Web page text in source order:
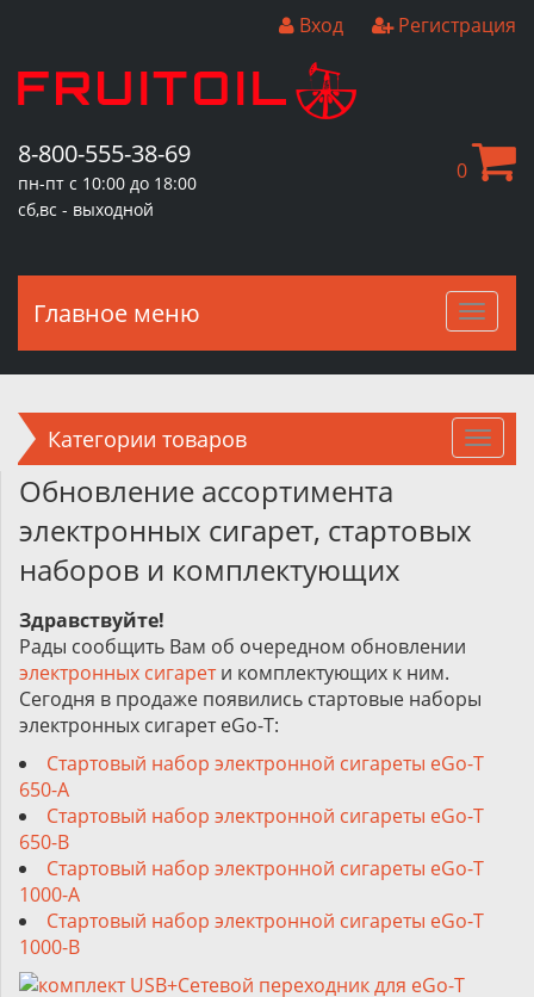
Вход Регистрация
8-800-555-38-69
пн-пт с 10:00 до 18:00
сб,вс - выходной
0
Главное меню
Категории товаров
Обновление ассортимента
электронных сигарет, стартовых
наборов и комплектующих
Здравствуйте!
Рады сообщить Вам об очередном обновлении
электронных сигарети комплектующих к ним.
Сегодня в продаже появились стартовые наборы
электронных сигарет eGo-T:
Стартовый набор электронной сигареты eGo-T
650-A
Стартовый набор электронной сигареты eGo-T
650-B
Стартовый набор электронной сигареты eGo-T
1000-A
Стартовый набор электронной сигареты eGo-T
1000-B